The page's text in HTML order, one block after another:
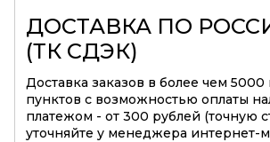
ДОСТАВКА ПО
(ТК СДЭК)
Доставка заказов в более чем
пунктов с возможностью оплаты
платежом - от 300 рублей (точную
уточняйте у менеджера интернет-